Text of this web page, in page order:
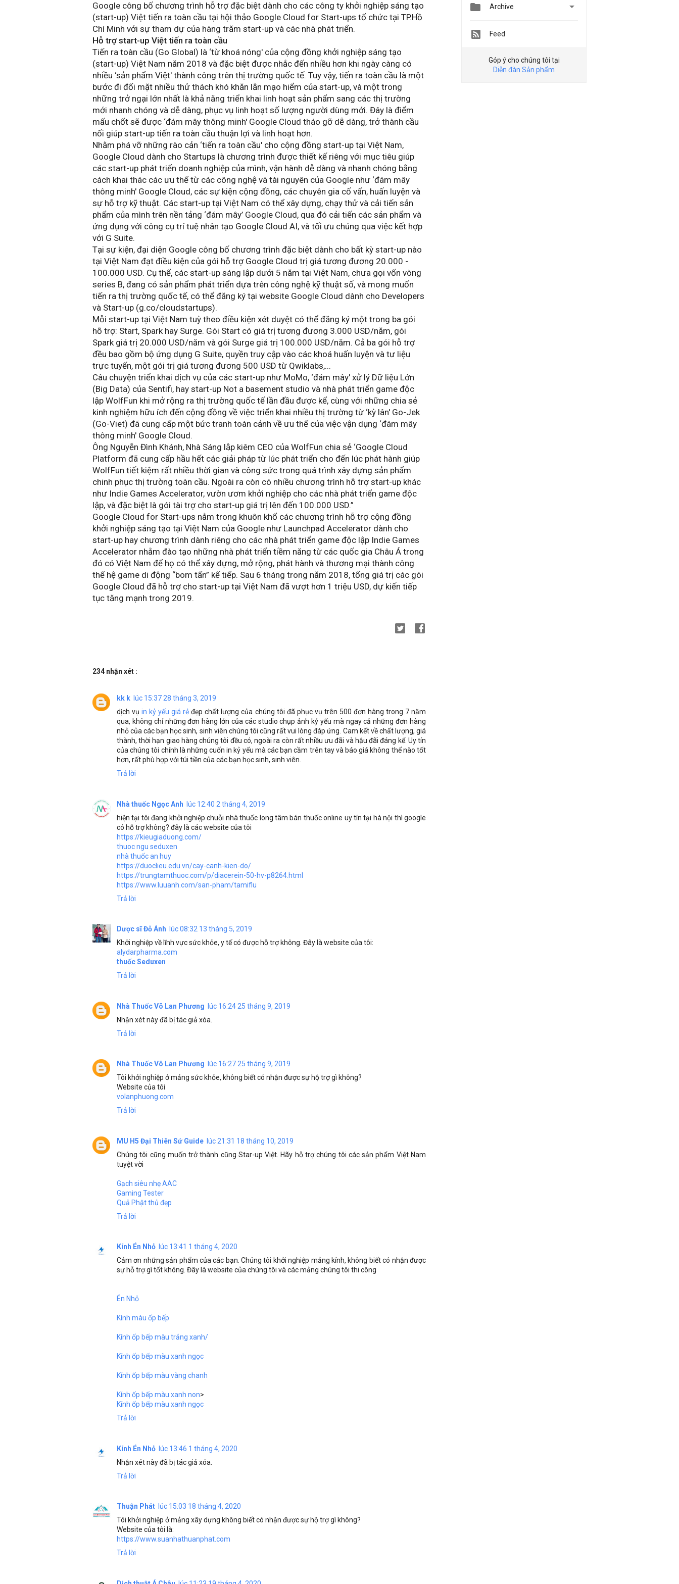
Google công bố chương trình hỗ trợ đặc biệt dành cho các công ty khởi nghiệp sáng tạo
(start-up) Việt tiến ra toàn cầu tại hội thảo Google Cloud for Start-ups tổ chức tại TP.Hồ
Chí Minh với sự tham dự của hàng trăm start-up và các nhà phát triển.
Hỗ trợ start-up Việt tiến ra toàn cầu
Tiến ra toàn cầu (Go Global) là ‘từ khoá nóng' của cộng đồng khởi nghiệp sáng tạo
(start-up) Việt Nam năm 2018 và đặc biệt được nhắc đến nhiều hơn khi ngày càng có
nhiều ‘sản phẩm Việt' thành công trên thị trường quốc tế. Tuy vậy, tiến ra toàn cầu là một
bước đi đối mặt nhiều thử thách khó khăn lẫn mạo hiểm của start-up, và một trong
những trở ngại lớn nhất là khả năng triển khai linh hoạt sản phẩm sang các thị trường
mới nhanh chóng và dễ dàng, phục vụ linh hoạt số lượng người dùng mới. Đây là điểm
mấu chốt sẽ được ‘đám mây thông minh' Google Cloud tháo gỡ dễ dàng, trở thành cầu
nối giúp start-up tiến ra toàn cầu thuận lợi và linh hoạt hơn.
Nhằm phá vỡ những rào cản ‘tiến ra toàn cầu' cho cộng đồng start-up tại Việt Nam,
Google Cloud dành cho Startups là chương trình được thiết kế riêng với mục tiêu giúp
các start-up phát triển doanh nghiệp của mình, vận hành dễ dàng và nhanh chóng bằng
cách khai thác các ưu thế từ các công nghệ và tài nguyên của Google như ‘đám mây
thông minh' Google Cloud, các sự kiện cộng đồng, các chuyên gia cố vấn, huấn luyện và
sự hỗ trợ kỹ thuật. Các start-up tại Việt Nam có thể xây dựng, chạy thử và cải tiến sản
phẩm của mình trên nền tảng ‘đám mây’ Google Cloud, qua đó cải tiến các sản phẩm và
ứng dụng với công cụ trí tuệ nhân tạo Google Cloud AI, và tối ưu chúng qua việc kết hợp
với G Suite.
Tại sự kiện, đại diện Google công bố chương trình đặc biệt dành cho bất kỳ start-up nào
tại Việt Nam đạt điều kiện của gói hỗ trợ Google Cloud trị giá tương đương 20.000 -
100.000 USD. Cụ thể, các start-up sáng lập dưới 5 năm tại Việt Nam, chưa gọi vốn vòng
series B, đang có sản phẩm phát triển dựa trên công nghệ kỹ thuật số, và mong muốn
tiến ra thị trường quốc tế, có thể đăng ký tại website Google Cloud dành cho Developers
và Start-up (g.co/cloudstartups).
Mỗi start-up tại Việt Nam tuỳ theo điều kiện xét duyệt có thể đăng ký một trong ba gói
hỗ trợ: Start, Spark hay Surge. Gói Start có giá trị tương đương 3.000 USD/năm, gói
Spark giá trị 20.000 USD/năm và gói Surge giá trị 100.000 USD/năm. Cả ba gói hỗ trợ
đều bao gồm bộ ứng dụng G Suite, quyền truy cập vào các khoá huấn luyện và tư liệu
trực tuyến, một gói trị giá tương đương 500 USD từ Qwiklabs,...
Câu chuyện triển khai dịch vụ của các start-up như MoMo, ‘đám mây' xử lý Dữ liệu Lớn
(Big Data) của Sentifi, hay start-up Not a basement studio và nhà phát triển game độc
lập WolfFun khi mở rộng ra thị trường quốc tế lần đầu được kể, cùng với những chia sẻ
kinh nghiệm hữu ích đến cộng đồng về việc triển khai nhiều thị trường từ ‘kỳ lân' Go-Jek
(Go-Viet) đã cung cấp một bức tranh toàn cảnh về ưu thế của việc vận dụng ‘đám mây
thông minh' Google Cloud.
Ông Nguyễn Đình Khánh, Nhà Sáng lập kiêm CEO của WolfFun chia sẻ ‘Google Cloud
Platform đã cung cấp hầu hết các giải pháp từ lúc phát triển cho đến lúc phát hành giúp
WolfFun tiết kiệm rất nhiều thời gian và công sức trong quá trình xây dựng sản phẩm
chinh phục thị trường toàn cầu. Ngoài ra còn có nhiều chương trình hỗ trợ start-up khác
như Indie Games Accelerator, vườn ươm khởi nghiệp cho các nhà phát triển game độc
lập, và đặc biệt là gói tài trợ cho start-up giá trị lên đến 100.000 USD.”
Google Cloud for Start-ups nằm trong khuôn khổ các chương trình hỗ trợ cộng đồng
khởi nghiệp sáng tạo tại Việt Nam của Google như Launchpad Accelerator dành cho
start-up hay chương trình dành riêng cho các nhà phát triển game độc lập Indie Games
Accelerator nhằm đào tạo những nhà phát triển tiềm năng từ các quốc gia Châu Á trong
đó có Việt Nam để họ có thể xây dựng, mở rộng, phát hành và thương mại thành công
thế hệ game di động “bom tấn” kế tiếp. Sau 6 tháng trong năm 2018, tổng giá trị các gói
Google Cloud đã hỗ trợ cho start-up tại Việt Nam đã vượt hơn 1 triệu USD, dự kiến tiếp
tục tăng mạnh trong 2019.
234 nhận xét :
kk k lúc 15:37 28 tháng 3, 2019
dịch vụin kỷ yếu giá rẻ đẹp chất lượng của chúng tôi đã phục vụ trên 500 đơn hàng trong 7 năm
qua, không chỉ những đơn hàng lớn của các studio chụp ảnh kỷ yếu mà ngay cả những đơn hàng
nhỏ của các bạn học sinh, sinh viên chúng tôi cũng rất vui lòng đáp ứng. Cam kết về chất lượng, giá
thành, thời hạn giao hàng chúng tôi đều có, ngoài ra còn rất nhiều ưu đãi và hậu đãi đáng kể. Uy tín
của chúng tôi chính là những cuốn in kỷ yếu mà các bạn cầm trên tay và báo giá không thể nào tốt
hơn, rất phù hợp với túi tiền của các bạn học sinh, sinh viên.
Trả lời
Nhà thuốc Ngọc Anh lúc 12:40 2 tháng 4, 2019
hiện tại tôi đang khởi nghiệp chuỗi nhà thuốc long tâm bán thuốc online uy tín tại hà nội thì google
có hỗ trợ không? đây là các website của tôi
https://kieugiaduong.com/
thuoc ngu seduxen
nhà thuốc an huy
https://duoclieu.edu.vn/cay-canh-kien-do/
https://trungtamthuoc.com/p/diacerein-50-hv-p8264.html
https://www.luuanh.com/san-pham/tamiflu
Trả lời
Dược sĩ Đỗ Ánh
lúc 08:32 13 tháng 5, 2019
Khởi nghiệp về lĩnh vực sức khỏe, y tế có được hỗ trợ không. Đây là website của tôi:
alydarpharma.com
thuốc Seduxen
Trả lời
Nhà Thuốc Võ Lan Phương lúc 16:24 25 tháng 9, 2019
Nhận xét này đã bị tác giả xóa.
Trả lời
Nhà Thuốc Võ Lan Phương
lúc 16:27 25 tháng 9, 2019
Tôi khởi nghiệp ở mảng sức khỏe, không biết có nhận được sự hộ trợ gì không?
Website của tôi
volanphuong.com
Trả lời
MU H5 Đại Thiên Sứ Guide lúc 21:31 18 tháng 10, 2019
Chúng tôi cũng muốn trở thành cũng Star-up Việt. Hãy hỗ trợ chúng tôi các sản phẩm Việt Nam
tuyệt vời
Gạch siêu nhẹ AAC
Gaming Tester
Quả Phật thủ đẹp
Trả lời
Kính Én Nhỏ lúc 13:41 1 tháng 4, 2020
Cảm ơn những sản phẩm của các bạn. Chúng tôi khởi nghiệp mảng kính, không biết có nhận được
sự hỗ trợ gì tốt không. Đây là website của chúng tôi và các mảng chúng tôi thi công
Én Nhỏ
Kính màu ốp bếp
Kính ốp bếp màu trắng xanh/
Kính ốp bếp màu xanh ngọc
Kính ốp bếp màu vàng chanh
Kính ốp bếp màu xanh non>
Kính ốp bếp màu xanh ngọc
Trả lời
Kính Én Nhỏ lúc 13:46 1 tháng 4, 2020
Nhận xét này đã bị tác giả xóa.
Trả lời
Thuận Phát lúc 15:03 18 tháng 4, 2020
Tôi khởi nghiệp ở mảng xây dựng không biết có nhận được sự hộ trợ gì không?
Website của tôi là:
https://www.suanhathuanphat.com
Trả lời
 Archive 
Feed
Góp ý cho chúng tôi tại
Diễn đàn Sản phẩm